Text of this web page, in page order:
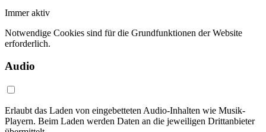
Immer aktiv
Notwendige Cookies sind für die Grundfunktionen der Website
erforderlich.
Audio
Erlaubt das Laden von eingebetteten Audio-Inhalten wie Musik-
Playern. Beim Laden werden Daten an die jeweiligen Drittanbieter